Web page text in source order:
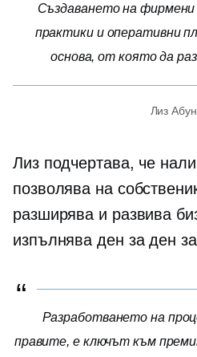
Създаването на
практики и оперативни
основа, от която да
Лиз
Лиз подчертава, че
позволява на
разширява и развива
изпълняваден за ден
Разработването на
правите, е ключът към